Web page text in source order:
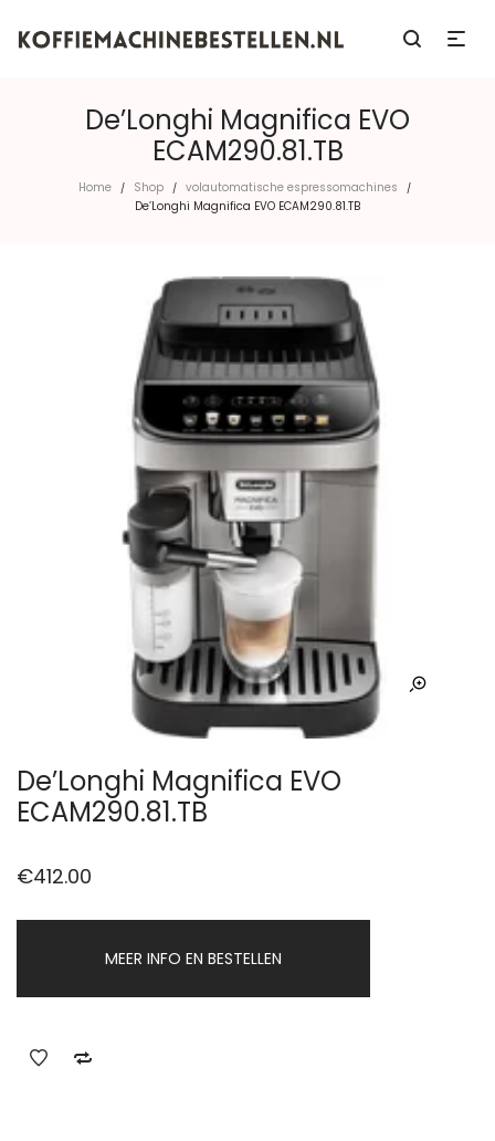
De’Longhi Magnifica EVO
ECAM290.81.TB
Home / Shop / volautomatische espressomachines /
De’Longhi Magnifica EVO ECAM290.81.TB
De’Longhi Magnifica EVO
ECAM290.81.TB
€412.00
MEER INFO EN BESTELLEN